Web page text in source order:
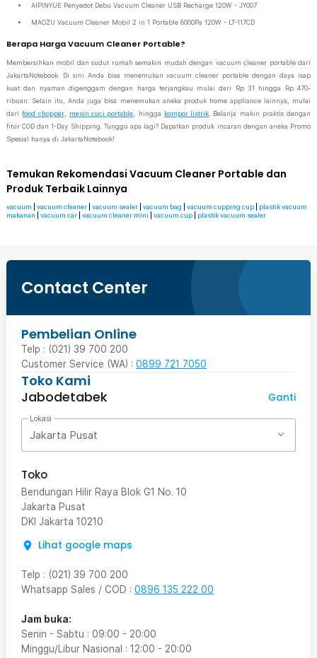
AIPINYUE Penyedot Debu Vacuum Cleaner USB Recharge 120W - JY007
MAOZU Vacuum Cleaner Mobil 2 in 1 Portable 8000Pa 120W - LT-117CD
Berapa Harga Vacuum Cleaner Portable?
Membersihkan mobil dan sudut rumah semakin mudah dengan vacuum cleaner portable dari
JakartaNotebook. Di sini Anda bisa menemukan vacuum cleaner portable dengan daya isap
kuat dan nyaman digenggam dengan harga terjangkau mulai dari Rp 31 hingga Rp 470-
ribuan. Selain itu, Anda juga bisa menemukan aneka produk home appliance lainnya, mulai
darifood chopper, mesin cuci portable , hingga kompor listrik . Belanja makin praktis dengan
fitur COD dan 1-Day Shipping. Tunggu apa lagi? Dapatkan produk incaran dengan aneka Promo
Spesial hanya di JakartaNotebook!
Temukan Rekomendasi Vacuum Cleaner Portable dan
Produk Terbaik Lainnya
vacuum vacuum cleaner vacuum sealer vacuum bag vacuum cupping cup
plastik vacuum
makanan
vacuum car vacuum cleaner mini vacuum cup plastik vacuum sealer
Contact Center
Pembelian Online
Telp : (021) 39 700 200
Customer Service (WA) : 0899 721 7050
Toko Kami
Jabodetabek
Ganti
Lokasi
Jakarta Pusat
Toko
Bendungan Hilir Raya Blok G1 No. 10
Jakarta Pusat
DKI Jakarta 10210
Lihat google maps
Telp : (021) 39 700 200
Whatsapp Sales / COD : 0896 135 222 00
Jam buka:
Senin - Sabtu : 09:00 - 20:00
Minggu/Libur Nasional : 12:00 - 20:00